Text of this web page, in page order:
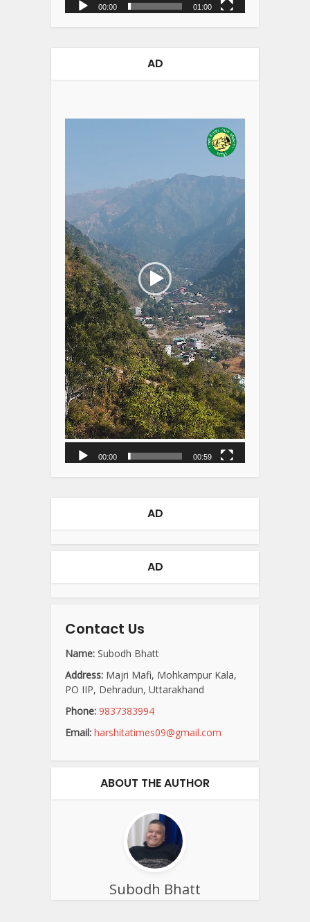
00:00 01:00
AD
00:00 00:59
AD
AD
Contact Us
Name: Subodh Bhatt
Address: Majri Mafi, Mohkampur Kala,
PO IIP, Dehradun, Uttarakhand
Phone: 9837383994
Email: harshitatimes09@gmail.com
ABOUT THE AUTHOR
Subodh Bhatt